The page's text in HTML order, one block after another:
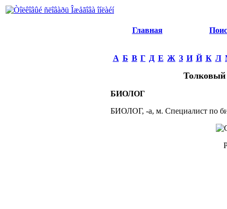
Главная
А Б В Г Д Е Ж З И Й К Л
Толковый
БИОЛОГ
БИОЛОГ, -а, м. Специалист по